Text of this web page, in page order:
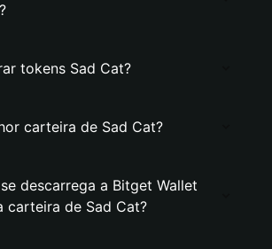
tokens Sad Cat?
carteira de Sad Cat?
descarrega a Bitget Wallet
carteira de Sad Cat?